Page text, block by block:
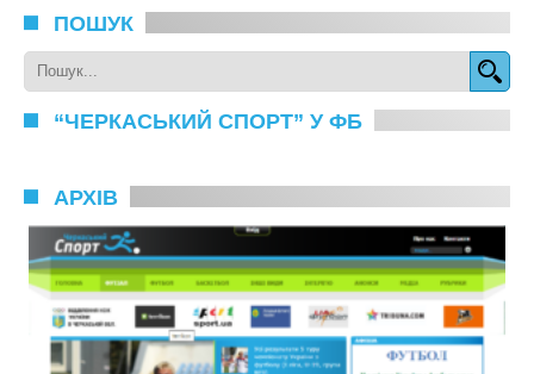
ПОШУК
“ЧЕРКАСЬКИЙ СПОРТ” У ФБ
АРХІВ